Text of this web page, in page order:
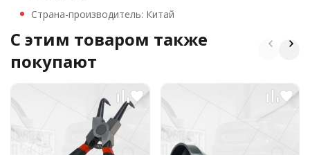
Страна-производитель: Китай
C этим товаром также
покупают